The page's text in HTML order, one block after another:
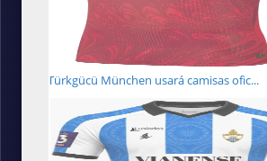
Türkgücü München usará camisas ofic...